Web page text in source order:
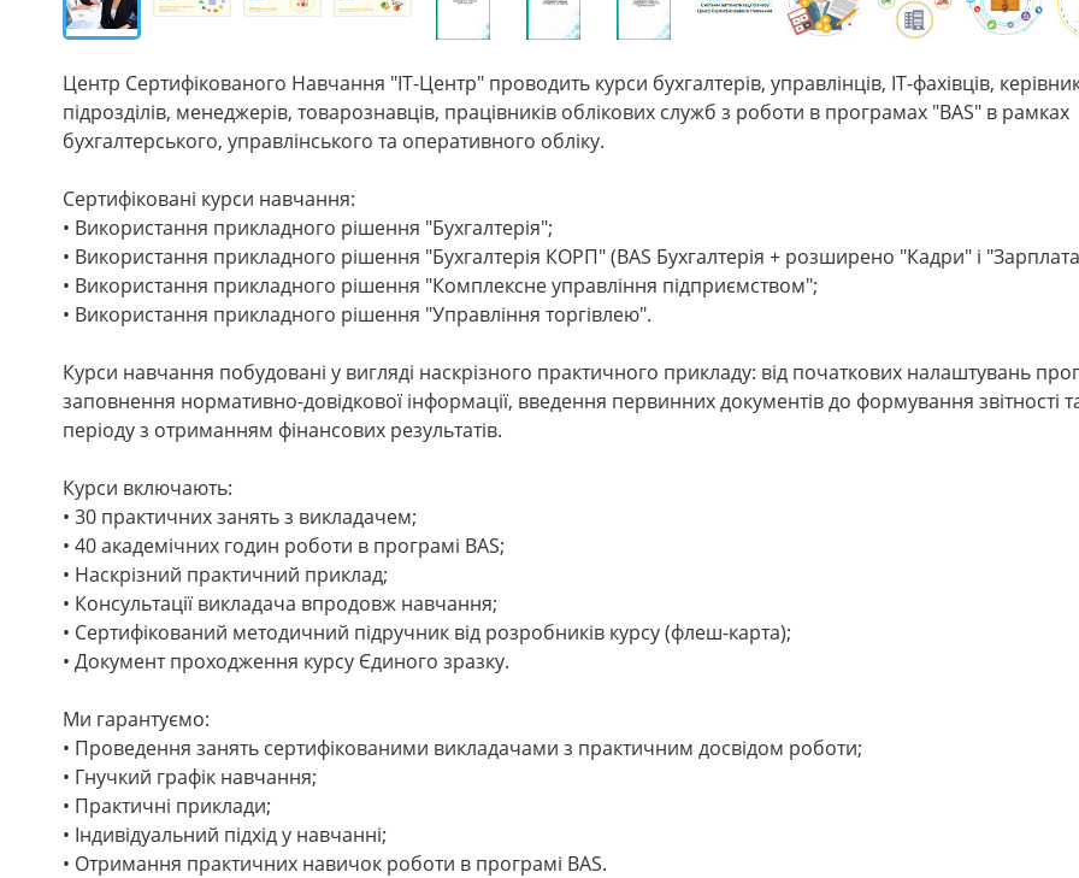
Центр Сертифікованого Навчання "IT-Центр" проводить курси бухгалтерів, управлінців, IT-фахівців,
підрозділів, менеджерів, товарознавців, працівників облікових служб з роботи в програмах "BAS" в рамках
бухгалтерського, управлінського та оперативного обліку.
Сертифіковані курси навчання:
• Використання прикладного рішення "Бухгалтерія";
• Використання прикладного рішення "Бухгалтерія КОРП" (BAS Бухгалтерія + розширено "Кадри" і
• Використання прикладного рішення "Комплексне управління підприємством";
• Використання прикладного рішення "Управління торгівлею".
Курси навчання побудовані у вигляді наскрізного практичного прикладу: від початкових налаштувань
заповнення нормативно-довідкової інформації, введення первинних документів до формування звітності
періоду з отриманням фінансових результатів.
Курси включають:
• 30 практичних занять з викладачем;
• 40 академічних годин роботи в програмі BAS;
• Наскрізний практичний приклад;
• Консультації викладача впродовж навчання;
• Сертифікований методичний підручник від розробників курсу (флеш-карта);
• Документ проходження курсу Єдиного зразку.
Ми гарантуємо:
• Проведення занять сертифікованими викладачами з практичним досвідом роботи;
• Гнучкий графік навчання;
• Практичні приклади;
• Індивідуальний підхід у навчанні;
• Отримання практичних навичок роботи в програмі BAS.